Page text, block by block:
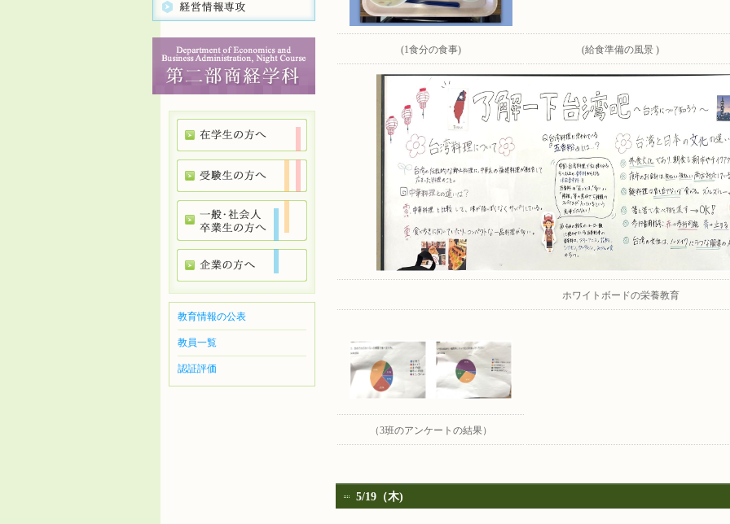
教育情報の公表
教員一覧
認証評価
(1食分の食事) (給食準備の風景 )
ホワイトボードの栄養教育
（3班のアンケートの結果）
5/19（木)